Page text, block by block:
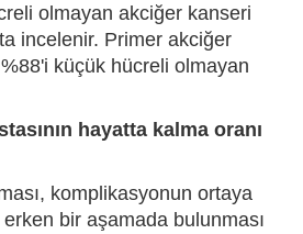
olmayan akciğer kanseri
incelenir. Primer akciğer
%88'i küçük hücreli olmayan
hayatta kalma oranı
komplikasyonun ortaya
erken bir aşamada bulunması